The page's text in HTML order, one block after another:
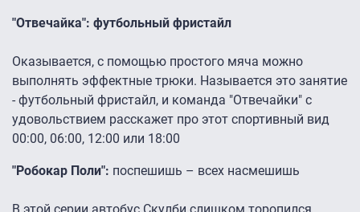
"Отвечайка": футбольный фристайл
Оказывается, с помощью простого мяча можно
выполнять эффектные трюки. Называется это занятие
- футбольный фристайл, и команда "Отвечайки" с
удовольствием расскажет про этот спортивный вид
00:00, 06:00, 12:00 или 18:00
"Робокар Поли": поспешишь – всех насмешишь